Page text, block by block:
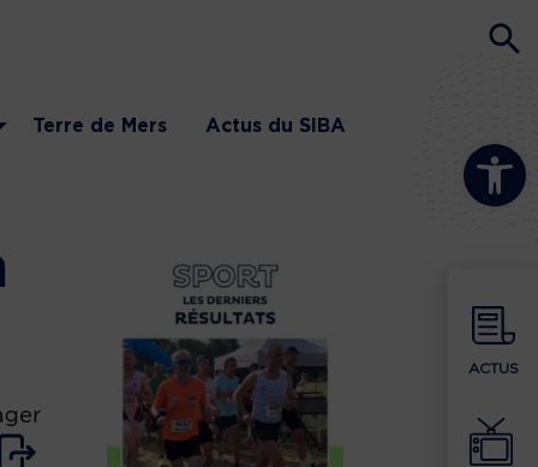
Ouvrir la
ACTUS
Terre de Mers Actus du SIBA